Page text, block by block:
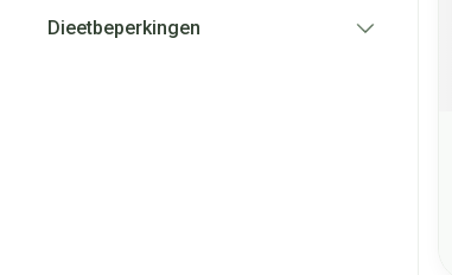
Dieetbeperkingen